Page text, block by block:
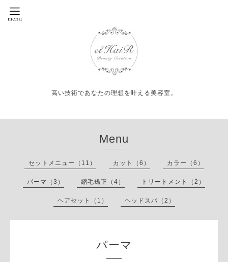
高い技術であなたの理想を叶える美容室。
Menu
セットメニュー（11） カット（6） カラー（6）
パーマ（3） 縮毛矯正（4） トリートメント（2）
ヘアセット（1） ヘッドスパ（2）
パーマ